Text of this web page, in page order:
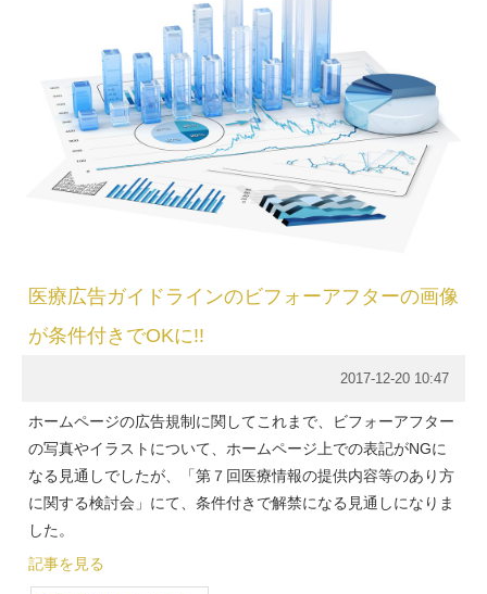
医療広告ガイドラインのビフォーアフターの画像
が条件付きでOKに!!
2017-12-20 10:47
ホームページの広告規制に関してこれまで、ビフォーアフター
の写真やイラストについて、ホームページ上での表記がNGに
なる見通しでしたが、「第７回医療情報の提供内容等のあり方
に関する検討会」にて、条件付きで解禁になる見通しになりま
した。
記事を見る